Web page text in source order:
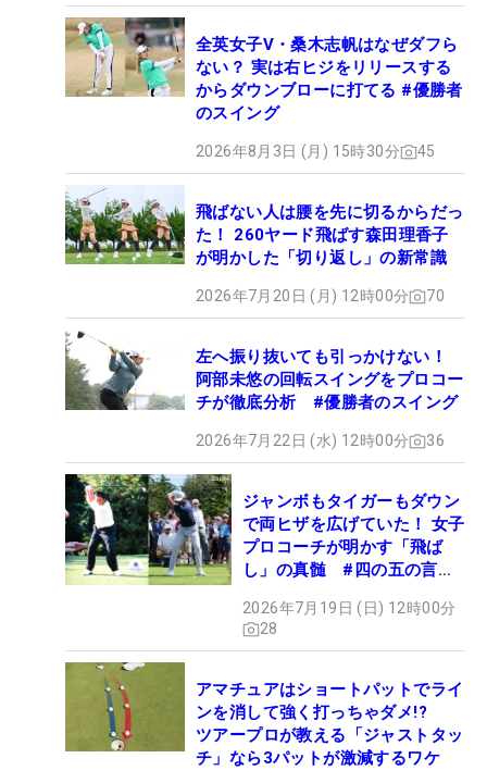
全英女子V・桑木志帆はなぜダフら
ない？ 実は右ヒジをリリースする
からダウンブローに打てる #優勝者
のスイング
2026年8月3日 (月) 15時30分 45
飛ばない人は腰を先に切るからだっ
た！ 260ヤード飛ばす森田理香子
が明かした「切り返し」の新常識
2026年7月20日 (月) 12時00分 70
左へ振り抜いても引っかけない！
阿部未悠の回転スイングをプロコー
チが徹底分析 #優勝者のスイング
2026年7月22日 (水) 12時00分 36
ジャンボもタイガーもダウン
で両ヒザを広げていた！ 女子
プロコーチが明かす「飛ば
し」の真髄 #四の五の言わ
2026年7月19日 (日) 12時00分
28
アマチュアはショートパットでライ
ンを消して強く打っちゃダメ!?
ツアープロが教える「ジャストタッ
チ」なら3パットが激減するワケ